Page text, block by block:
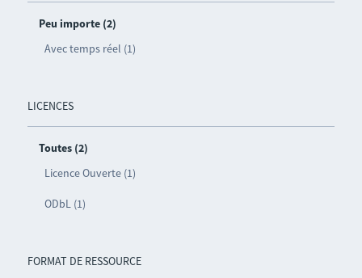
Peu importe (2)
Avec temps réel (1)
LICENCES
Toutes (2)
Licence Ouverte (1)
ODbL (1)
FORMAT DE RESSOURCE